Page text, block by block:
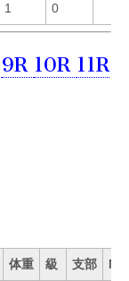
1 0
9R 10R 11R
体重 級 支部 Mo